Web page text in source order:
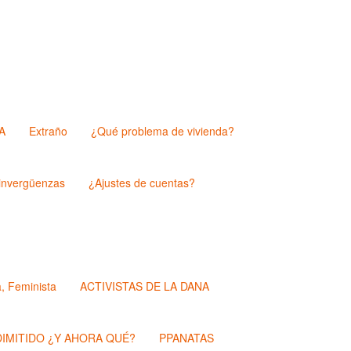
Extraño ¿Qué problema de vivienda?
¿Ajustes de cuentas?
Feminista ACTIVISTAS DE LA DANA
¿Y AHORA QUÉ? PPANATAS